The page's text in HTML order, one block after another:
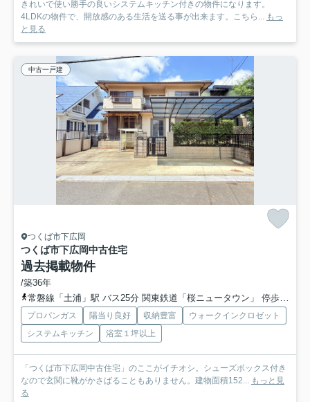
きれいで使い勝手の良いシステムキッチン付きの物件になります。
4LDKの物件で、開放感のある生活を送る事が出来ます。こちら... もっ
と見る
中古一戸建
つくば市下広岡
つくば市下広岡中古住宅
過去掲載物件
/築36年
常磐線「土浦」駅 バス25分 関東鉄道「桜ニュータウン」 停歩4分
プロパンガス 陽当り良好 収納豊富
ウォークインクロゼット
システムキッチン
浴室１坪以上
「つくば市下広岡中古住宅」のここがイチオシ。シューズボックス付き
なので玄関に靴がかさばることもありません。建物面積152... もっと見
る